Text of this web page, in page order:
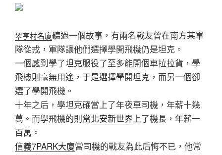
翠亨村名廈聽過一個故事，有兩名戰友曾在南方某軍
隊從戎，軍隊讓他們選擇學開飛機仍是坦克。
一個感到學了坦克服役了至多能開個車拉拉貨，學
飛機則毫無用途，于是選擇學開坦克，而另一個卻
選了學開飛機。
十年之后，學坦克確當上了年夜車司機，年薪十幾
萬。而學飛機的則當北安新世界上了機長，年薪一
百萬。
信義7PARK大廈當司機的戰友為此后悔不已，他常